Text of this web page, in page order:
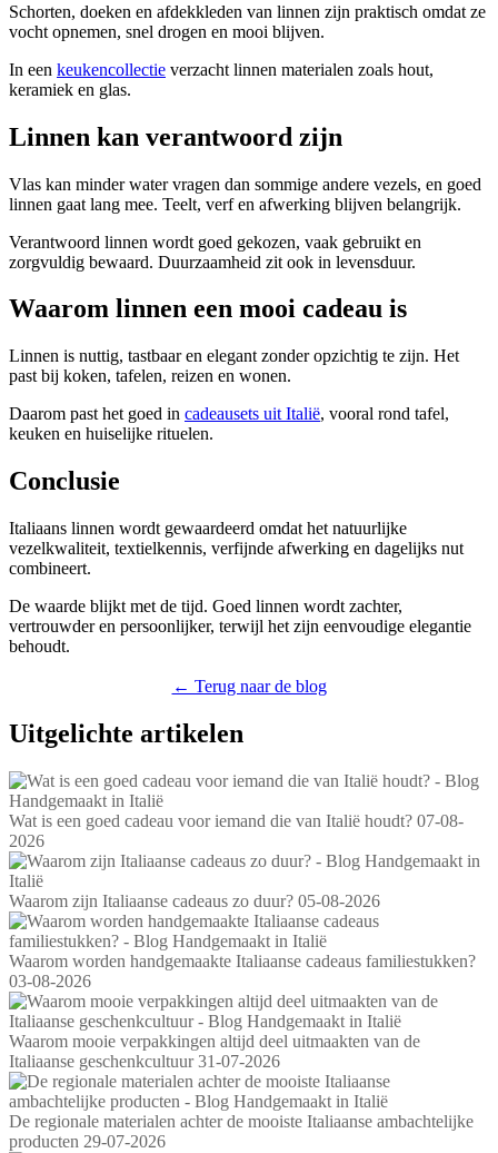
Schorten, doeken en afdekkleden van linnen zijn praktisch omdat ze
vocht opnemen, snel drogen en mooi blijven.
In een keukencollectie verzacht linnen materialen zoals hout,
keramiek en glas.
Linnen kan verantwoord zijn
Vlas kan minder water vragen dan sommige andere vezels, en goed
linnen gaat lang mee. Teelt, verf en afwerking blijven belangrijk.
Verantwoord linnen wordt goed gekozen, vaak gebruikt en
zorgvuldig bewaard. Duurzaamheid zit ook in levensduur.
Waarom linnen een mooi cadeau is
Linnen is nuttig, tastbaar en elegant zonder opzichtig te zijn. Het
past bij koken, tafelen, reizen en wonen.
Daarom past het goed in cadeausets uit Italië, vooral rond tafel,
keuken en huiselijke rituelen.
Conclusie
Italiaans linnen wordt gewaardeerd omdat het natuurlijke
vezelkwaliteit, textielkennis, verfijnde afwerking en dagelijks nut
combineert.
De waarde blijkt met de tijd. Goed linnen wordt zachter,
vertrouwder en persoonlijker, terwijl het zijn eenvoudige elegantie
behoudt.
← Terug naar de blog
Uitgelichte artikelen
Wat is een goed cadeau voor iemand die van Italië houdt? 07-08-
2026
Waarom zijn Italiaanse cadeaus zo duur? 05-08-2026
Waarom worden handgemaakte Italiaanse cadeaus familiestukken?
03-08-2026
Waarom mooie verpakkingen altijd deel uitmaakten van de
Italiaanse geschenkcultuur 31-07-2026
De regionale materialen achter de mooiste Italiaanse ambachtelijke
producten 29-07-2026